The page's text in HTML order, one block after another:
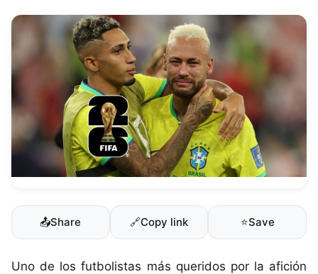
📤Share 🔗Copy link ⭐Save
Uno de los futbolistas más queridos por la afición